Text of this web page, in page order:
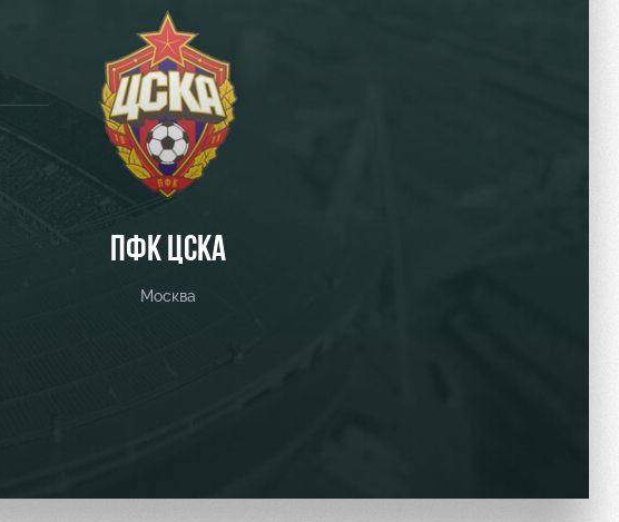
девушки Аренда полей
Аренда площадей
ПФК ЦСКА
Москва